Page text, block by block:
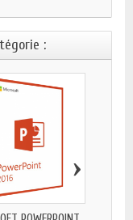
:
›